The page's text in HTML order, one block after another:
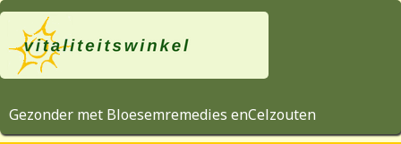
Gezonder met Bloesemremedies enCelzouten